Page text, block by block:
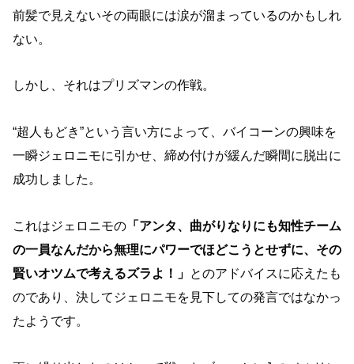
前髪で見えないその両眼には涙が溜まっているのかもしれ
ない。
しかし、それはプリズマンの作戦。
“超人もどき”という言い方によって、バイコーンの興味を
一瞬ジェロニモに引かせ、締め付けが緩んだ瞬間に脱出に
成功しました。
これはジェロニモの 「アンタ、曲がりなりにも知性チーム
の一員なんだから無理にパワーでほどこうとせずに、その
賢いオツムで考えるズラよ！」 とのアドバイスに応えたも
のであり、決してジェロニモを見下しての発言ではなかっ
たようです。